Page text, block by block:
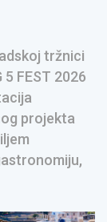
tržnici
FEST 2026
projekta